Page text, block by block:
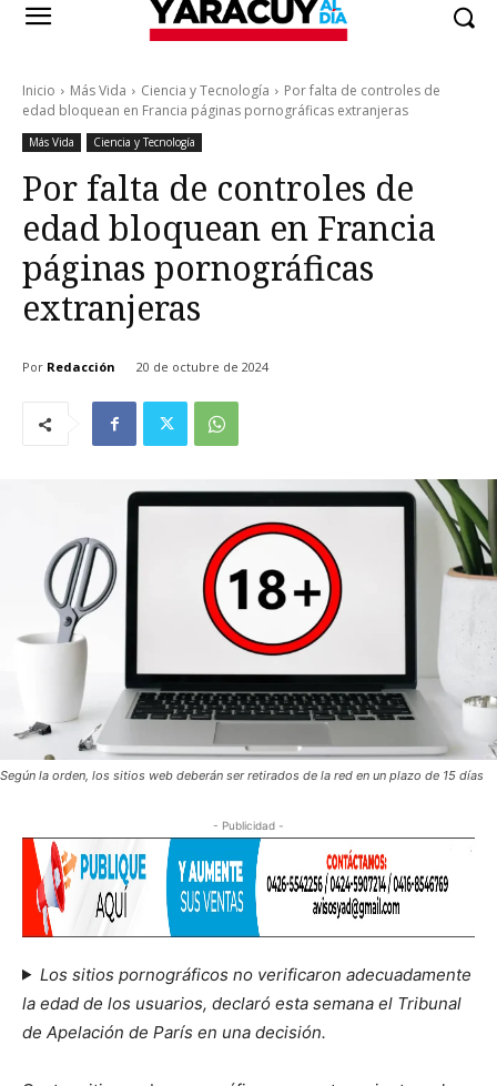
Inicio Más Vida Ciencia y Tecnología
Por falta de controles de
edad bloquean en Francia páginas pornográficas extranjeras
Más Vida Ciencia y Tecnología
Por falta de controles de
edad bloquean en Francia
páginas pornográficas
extranjeras
Por Redacción 20 de octubre de 2024
Según la orden, los sitios web deberán ser retirados de la red en un plazo de 15 días
- Publicidad -
Los sitios pornográficos no verificaron adecuadamente
la edad de los usuarios, declaró esta semana el Tribunal
de Apelación de París en una decisión.